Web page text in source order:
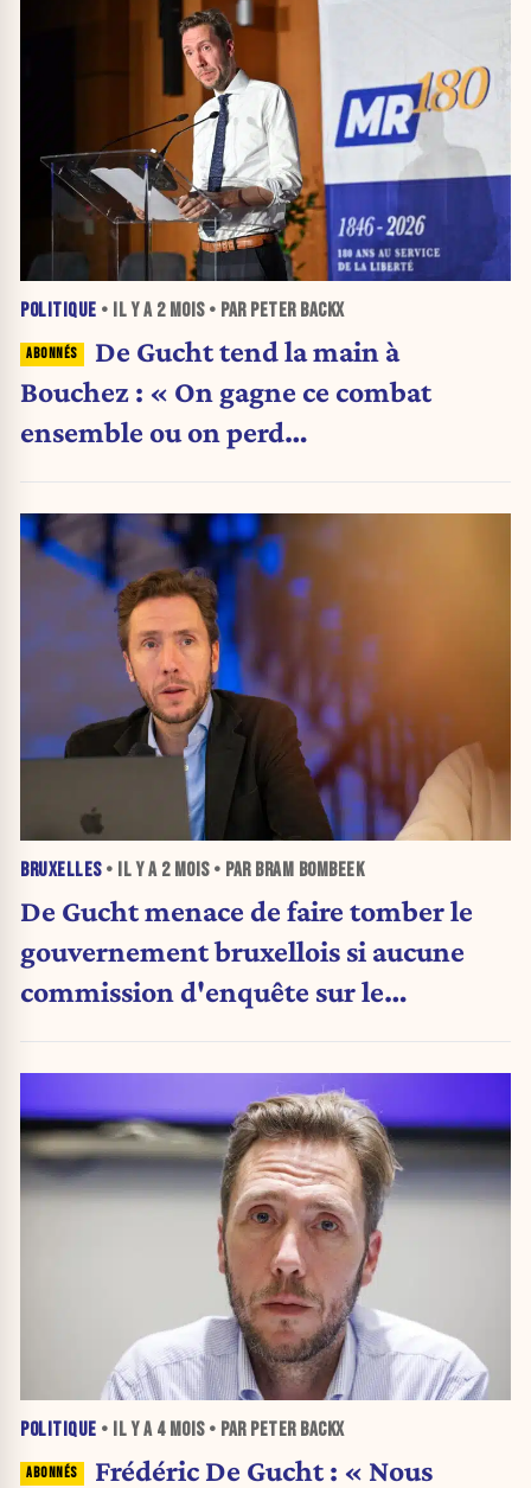
POLITIQUE • IL Y A 2 MOIS• PAR PETER BACKX
De Gucht tend la main à
Bouchez : « On gagne ce combat
ensemble ou on perd
BRUXELLES• IL Y A 2 MOIS• PAR BRAM BOMBEEK
De Gucht menace de faire tomber le
gouvernement bruxellois si aucune
commission d'enquête sur le
POLITIQUE • IL Y A 4 MOIS• PAR PETER BACKX
Frédéric De Gucht : « Nous